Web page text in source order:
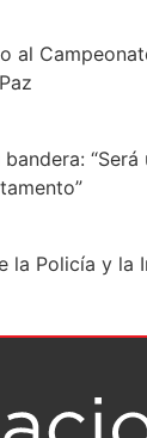
al
la Policía y la